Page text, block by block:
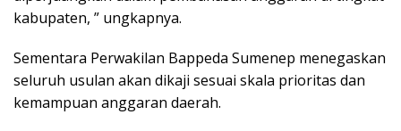
kabupaten, ” ungkapnya.
Sementara Perwakilan Bappeda Sumenep menegaskan
seluruh usulan akan dikaji sesuai skala prioritas dan
kemampuan anggaran daerah.